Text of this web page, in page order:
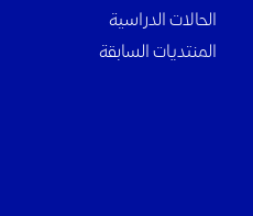
الحالات الدراسية
المنتديات السابقة